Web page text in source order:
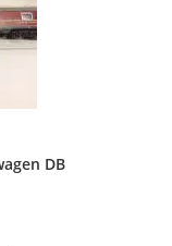
DB